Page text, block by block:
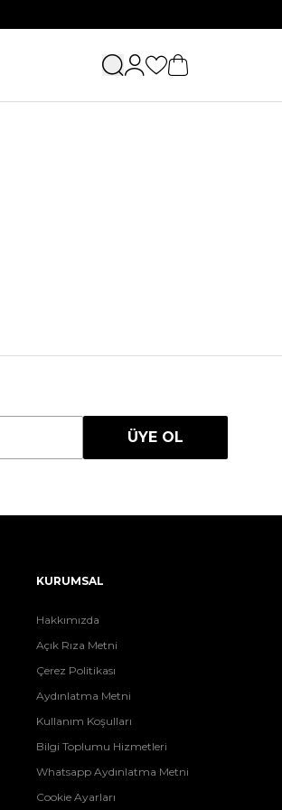
ÜYE OL
KURUMSAL
Hakkımızda
Açık Rıza Metni
Çerez Politikası
Aydınlatma Metni
Kullanım Koşulları
Bilgi Toplumu Hizmetleri
Whatsapp Aydınlatma Metni
Cookie Ayarları